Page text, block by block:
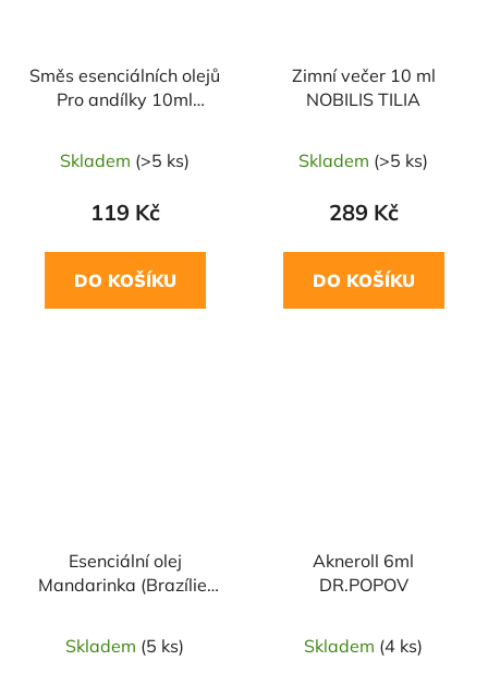
Směs esenciálních olejů
Pro andílky 10ml
Skladem (>5 ks)
119 Kč
DO KOŠÍKU
Zimní večer 10 ml
NOBILIS TILIA
Skladem (>5 ks)
289 Kč
DO KOŠÍKU
Esenciální olej
Mandarinka (Brazílie)
Skladem (5 ks)
Akneroll 6ml
DR.POPOV
Skladem (4 ks)